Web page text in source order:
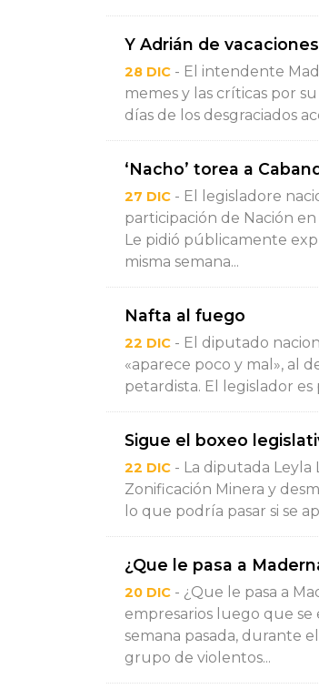
Y Adrián de vacaciones
28 DIC - El intendente
memes y las críticas por
días de los desgraciados
‘Nacho’ torea a
27 DIC - El legisladore
participación de Nación
Le pidió públicamente
misma semana...
Nafta al fuego
22 DIC - El diputado
«aparece poco y mal», al
petardista. El legislador
Sigue el boxeo
22 DIC - La diputada Leyla
Zonificación Minera y
lo que podría pasar si se
¿Que le pasa a
20 DIC - ¿Que le pasa a
empresarios luego que
semana pasada, durante
grupo de violentos...